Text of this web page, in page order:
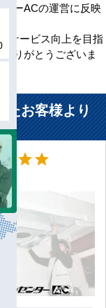
ーACの運営に反映
サービス向上を目指
りがとうございま
たお客様より
星5
star starstar